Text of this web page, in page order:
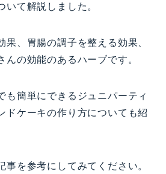
いて解説しました。
果、胃腸の調子を整える効果、
んの効能のあるハーブです。
も簡単にできるジュニパーティ
ドケーキの作り方についても紹
事を参考にしてみてください。